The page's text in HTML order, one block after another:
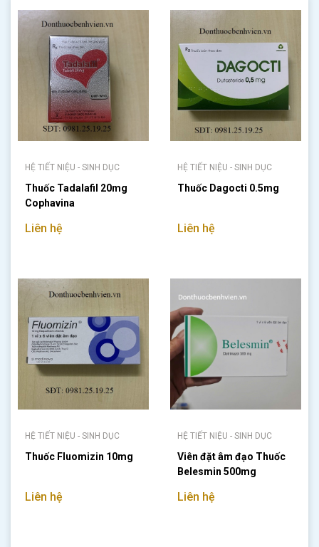
HỆ TIẾT NIỆU - SINH DỤC
Thuốc Tadalafil 20mg
Cophavina
Liên hệ
HỆ TIẾT NIỆU - SINH DỤC
Thuốc Dagocti 0.5mg
Liên hệ
HỆ TIẾT NIỆU - SINH DỤC
Thuốc Fluomizin 10mg
Liên hệ
HỆ TIẾT NIỆU - SINH DỤC
Viên đặt âm đạo Thuốc
Belesmin 500mg
Liên hệ